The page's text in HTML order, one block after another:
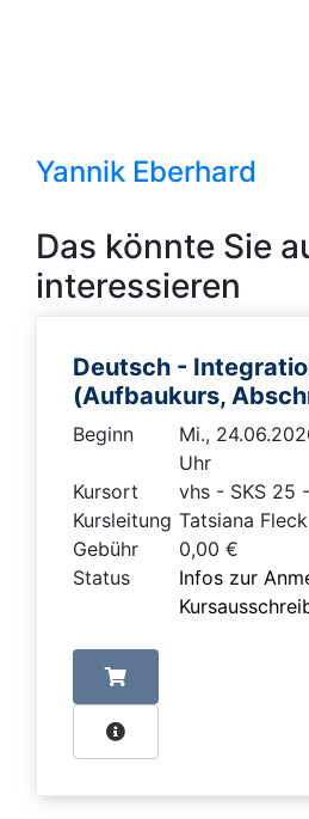
Yannik Eberhard
Das könnte Sie
interessieren
Deutsch -
(Aufbaukurs,
Beginn
Mi.,
Uhr
Kursort
vhs - SKS 25 -
Kursleitung Tatsiana Fleck
Gebühr
0,00 €
Status
Infos zur